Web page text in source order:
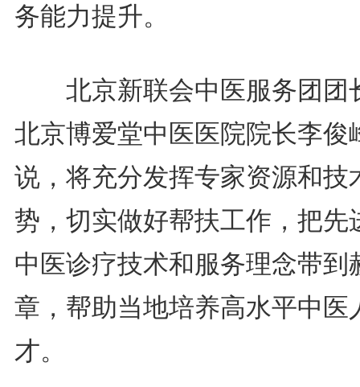
务能力提升。
北京新联会中医服务团团
北京博爱堂中医医院院长李俊
说，将充分发挥专家资源和技
势，切实做好帮扶工作，把先
中医诊疗技术和服务理念带到
章，帮助当地培养高水平中医
才。